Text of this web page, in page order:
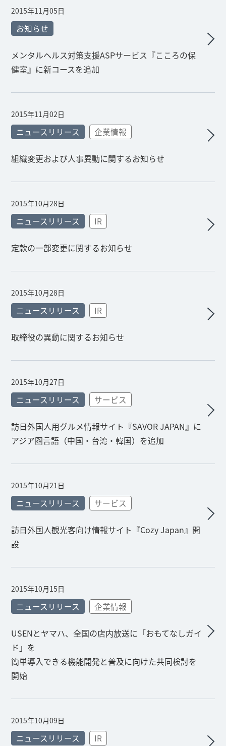
2015年11月05日
お知らせ
メンタルヘルス対策支援ASPサービス『こころの保
健室』に新コースを追加
2015年11月02日
ニュースリリース 企業情報
組織変更および人事異動に関するお知らせ
2015年10月28日
ニュースリリース IR
定款の一部変更に関するお知らせ
2015年10月28日
ニュースリリース IR
取締役の異動に関するお知らせ
2015年10月27日
ニュースリリース サービス
訪日外国人用グルメ情報サイト『SAVOR JAPAN』に
アジア圏言語（中国・台湾・韓国）を追加
2015年10月21日
ニュースリリース サービス
訪日外国人観光客向け情報サイト『Cozy Japan』開
設
2015年10月15日
ニュースリリース 企業情報
USENとヤマハ、全国の店内放送に「おもてなしガイ
ド」を
簡単導入できる機能開発と普及に向けた共同検討を
開始
2015年10月09日
ニュースリリース IR